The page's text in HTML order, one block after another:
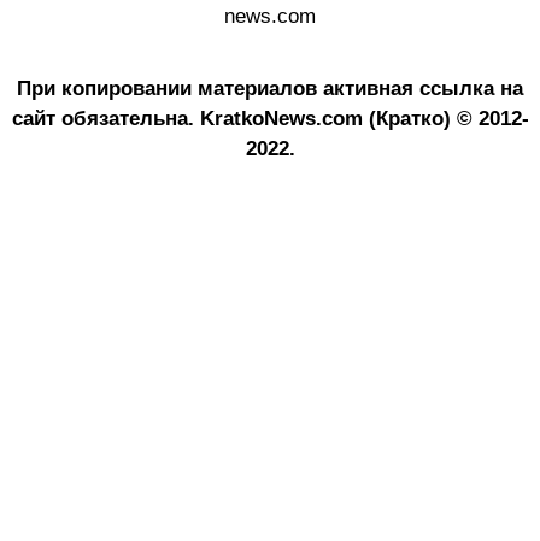
news.com
При копировании материалов активная ссылка на
сайт обязательна. KratkoNews.com (Кратко) © 2012-
2022.